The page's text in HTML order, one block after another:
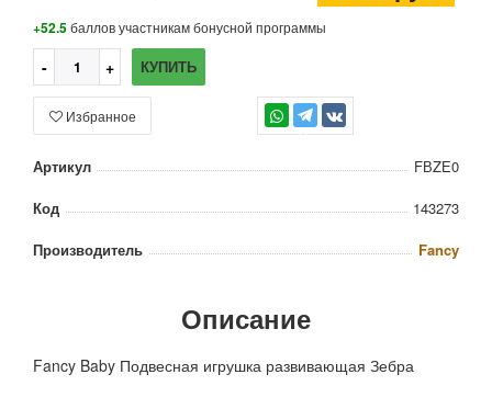
+52.5баллов участникам бонусной программы
КУПИТЬ
TG
Избранное
Артикул
FВZЕ0
Код
143273
Производитель
Fancy
Описание
Fancy Baby Подвесная игрушка развивающая Зебра